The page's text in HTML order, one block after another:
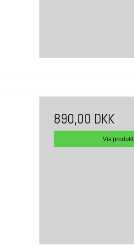
890,00 DKK
Vis produkt